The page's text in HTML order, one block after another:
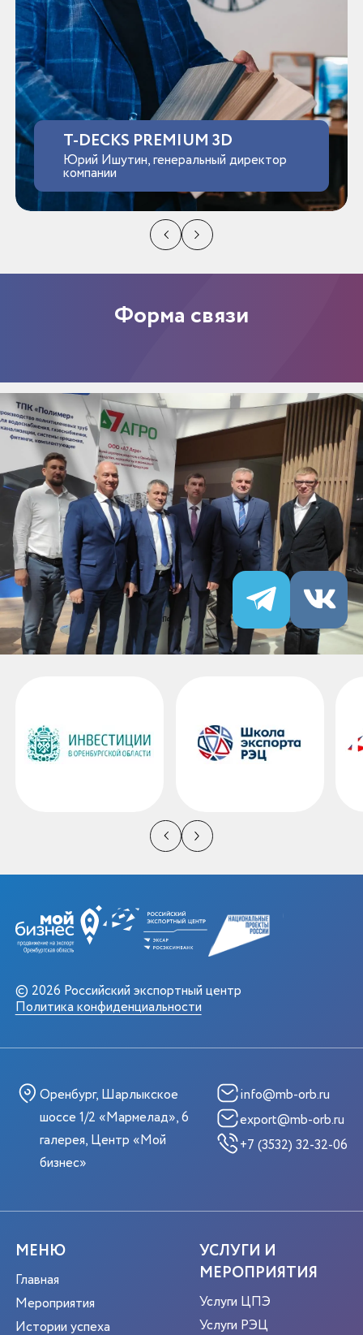
T-DECKS PREMIUM 3D
Юрий Ишутин, генеральный директор
компании
Форма связи
© 2026 Российский экспортный центр
Политика конфиденциальности
Оренбург, Шарлыкское
шоссе 1/2 «Мармелад», 6
галерея, Центр «Мой
бизнес»
info@mb-orb.ru
export@mb-orb.ru
+7 (3532) 32-32-06
МЕНЮ
Главная
Мероприятия
Истории успеха
УСЛУГИ И
МЕРОПРИЯТИЯ
Услуги ЦПЭ
Услуги РЭЦ